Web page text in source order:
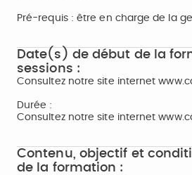
Pré-requis : être en charge de la
Date(s) de début de la
sessions :
Consultez notre site internet
Durée :
Consultez notre site internet
Contenu, objectif et
de la formation :